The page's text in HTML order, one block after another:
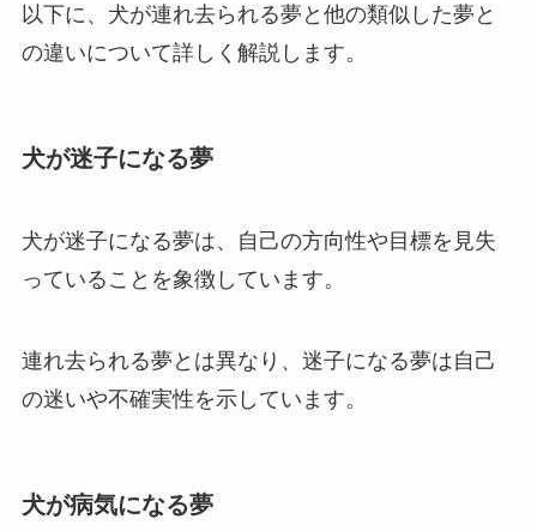
以下に、犬が連れ去られる夢と他の類似した夢と
の違いについて詳しく解説します。
犬が迷子になる夢
犬が迷子になる夢は、自己の方向性や目標を見失
っていることを象徴しています。
連れ去られる夢とは異なり、迷子になる夢は自己
の迷いや不確実性を示しています。
犬が病気になる夢